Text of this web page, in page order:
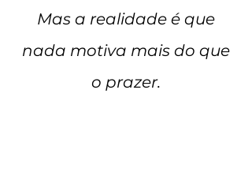
Mas a realidade é que
nada motiva mais do que
o prazer.